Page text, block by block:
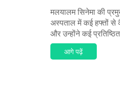
मलयालम सिनेमा की
अस्पताल में कई हफ्तों से
और उन्होंने कई
आगे पढ़ें